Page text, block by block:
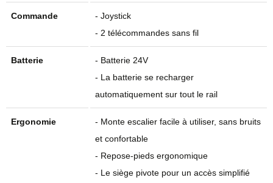
Commande
- Joystick
- 2 télécommandes sans fil
Batterie
- Batterie 24V
- La batterie se recharger
automatiquement sur tout le rail
Ergonomie
- Monte escalier facile à utiliser, sans bruits
et confortable
- Repose-pieds ergonomique
- Le siège pivote pour un accès simplifié